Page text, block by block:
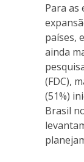
Para as
países,
ainda
(FDC),
(51%)
Brasil